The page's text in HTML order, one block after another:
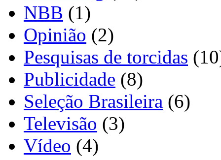
NBB (1)
Opinião (2)
Pesquisas de torcidas
Publicidade (8)
Seleção Brasileira (6)
Televisão (3)
Vídeo (4)